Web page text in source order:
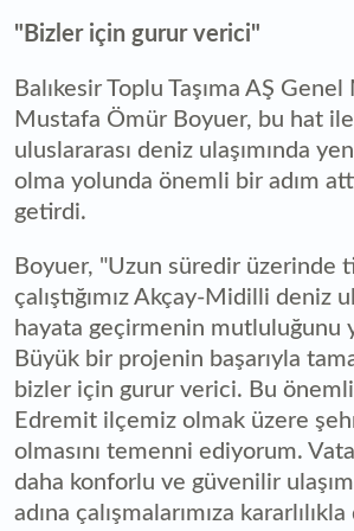
"Bizler için gurur verici"
Balıkesir Toplu Taşıma AŞ
Mustafa Ömür Boyuer, bu hat ile
uluslararası deniz ulaşımında
olma yolunda önemli bir adım
getirdi.
Boyuer, "Uzun süredir üzerinde
çalıştığımız Akçay-Midilli deniz
hayata geçirmenin mutluluğunu
Büyük bir projenin başarıyla
bizler için gurur verici. Bu
Edremit ilçemiz olmak üzere
olmasını temenni ediyorum.
daha konforlu ve güvenilir
adına çalışmalarımıza